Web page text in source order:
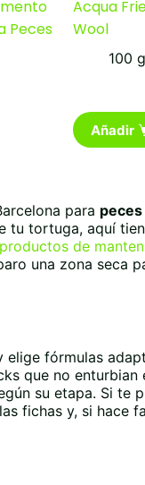
Peces
Acqua
Wool
100 g
Añadir
para
tu tortuga, aquí
productos de
una zona seca
elige fórmulas
que no
su etapa. Si te
fichas y, si hace